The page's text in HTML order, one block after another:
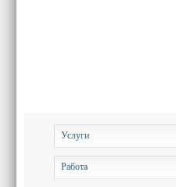
Услуги
Работа